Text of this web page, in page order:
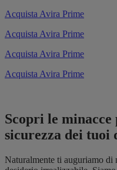
Acquista Avira Prime
Acquista Avira Prime
Acquista Avira Prime
Acquista Avira Prime
Scopri le
sicurezza dei tuoi
Naturalmente ti auguriamo di